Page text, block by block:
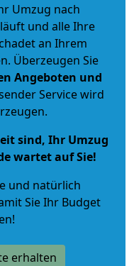
Umzug nach
und alle Ihre
an Ihrem
Überzeugen Sie
Angeboten und
Service wird
sind, Ihr Umzug
wartet auf Sie!
und natürlich
Sie Ihr Budget
erhalten